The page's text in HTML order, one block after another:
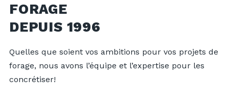
FORAGE
DEPUIS 1996
Quelles que soient vos ambitions pour vos projets de
forage, nous avons l’équipe et l’expertise pour les
concrétiser!